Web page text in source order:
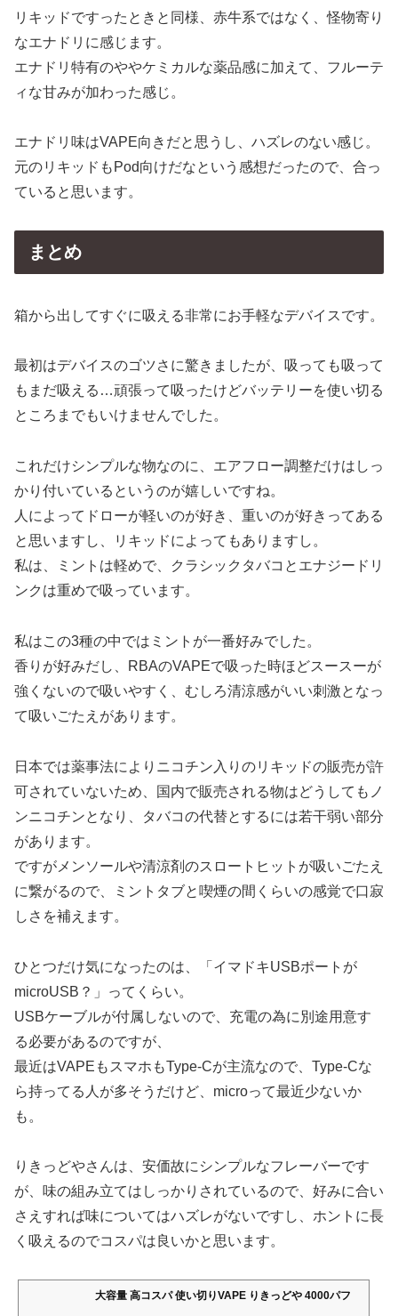
リキッドですったときと同様、赤牛系ではなく、怪物寄り
なエナドリに感じます。
エナドリ特有のややケミカルな薬品感に加えて、フルーテ
ィな甘みが加わった感じ。
エナドリ味はVAPE向きだと思うし、ハズレのない感じ。
元のリキッドもPod向けだなという感想だったので、合っ
ていると思います。
まとめ
箱から出してすぐに吸える非常にお手軽なデバイスです。
最初はデバイスのゴツさに驚きましたが、吸っても吸って
もまだ吸える…頑張って吸ったけどバッテリーを使い切る
ところまでもいけませんでした。
これだけシンプルな物なのに、エアフロー調整だけはしっ
かり付いているというのが嬉しいですね。
人によってドローが軽いのが好き、重いのが好きってある
と思いますし、リキッドによってもありますし。
私は、ミントは軽めで、クラシックタバコとエナジードリ
ンクは重めで吸っています。
私はこの3種の中ではミントが一番好みでした。
香りが好みだし、RBAのVAPEで吸った時ほどスースーが
強くないので吸いやすく、むしろ清涼感がいい刺激となっ
て吸いごたえがあります。
日本では薬事法によりニコチン入りのリキッドの販売が許
可されていないため、国内で販売される物はどうしてもノ
ンニコチンとなり、タバコの代替とするには若干弱い部分
があります。
ですがメンソールや清涼剤のスロートヒットが吸いごたえ
に繋がるので、ミントタブと喫煙の間くらいの感覚で口寂
しさを補えます。
ひとつだけ気になったのは、「イマドキUSBポートが
microUSB？」ってくらい。
USBケーブルが付属しないので、充電の為に別途用意す
る必要があるのですが、
最近はVAPEもスマホもType-Cが主流なので、Type-Cな
ら持ってる人が多そうだけど、microって最近少ないか
も。
りきっどやさんは、安価故にシンプルなフレーバーです
が、味の組み立てはしっかりされているので、好みに合い
さえすれば味についてはハズレがないですし、ホントに長
く吸えるのでコスパは良いかと思います。
大容量 高コスパ 使い切りVAPE りきっどや 4000パフ